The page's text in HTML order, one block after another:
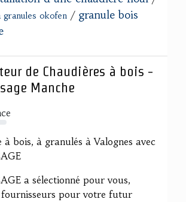
granules okofen / granule bois
de Chaudières à bois -
Manche
à bois, à granulés à Valognes avec
a sélectionné pour vous,
pour votre futur